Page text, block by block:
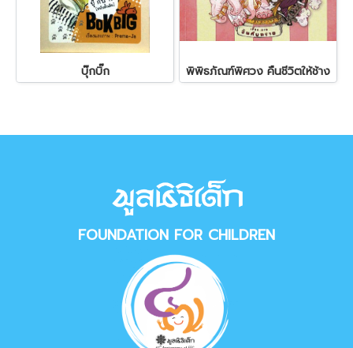
บุ๊กบิ๊ก พิพิธภัณฑ์พิศวง คืนชีวิตให้ช้าง
FOUNDATION FOR CHILDREN